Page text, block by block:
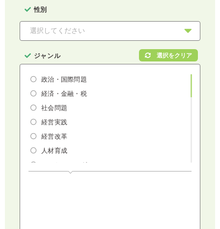
性別
ジャンル
政治・国際問題
経済・金融・税
社会問題
経営実践
経営改革
人材育成
マーケティング